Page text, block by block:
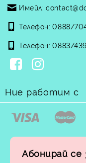
Имейл:
Телефон: 0888/
Телефон: 0883/
Ние работим с
Абонирай